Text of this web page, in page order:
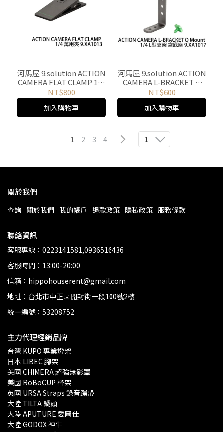
河馬屋 9.solution ACTION
CAMERA FLAT CLAMP 1/4
萬用夾 9.XA1013
NT$800
加入購物車
河馬屋 9.solution ACTION
CAMERA L-BRACKET Q
Mount 1/4 L型支架 含底座
9.XA1017
NT$600
加入購物車
1 2 3 4 1
關於我們
查詢 關於我們 我的帳戶 退款政策 隱私政策 服務條款
聯絡資訊
客服專線：0223141581,0936516436
客服時間：13:00-20:00
信箱：hippohouserent@gmail.com
地址：台北市中正區開封街一段100號2樓
統一編號：53208752
主力代理經銷品牌
台灣 KUPO 專業燈架
日本 LIBEC 腳架
美國 CHIMERA 超強無影罩
美國 RoBoCUP 杯架
英國 URSA Straps 錄音蹦帶
大陸 TILTA 鐵頭
大陸 APUTURE 愛圖仕
大陸 GODOX 神牛